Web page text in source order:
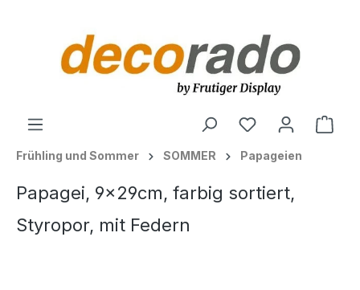
Frühling und Sommer SOMMER Papageien
Papagei, 9x29cm, farbig sortiert,
Styropor, mit Federn